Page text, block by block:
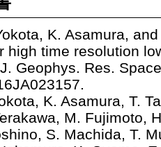
K. Asamura,
high time resolution
Geophys. Res.
K. Asamura, T.
M. Fujimoto,
S. Machida, T.